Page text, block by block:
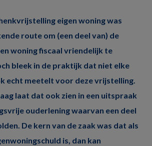
eigen woning was
route om (een deel van) de
woning fiscaal vriendelijk te
bleek in de praktijk dat niet elke
echt meetelt voor deze vrijstelling.
laat dat ook zien in een uitspraak
ouderlening waarvan een deel
De kern van de zaak was dat als
is, dan kan